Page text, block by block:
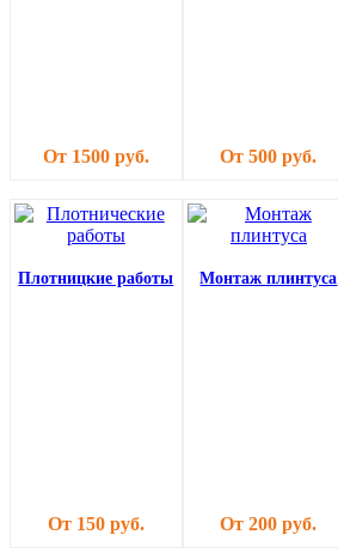
От 1500 руб. От 500 руб.
Плотницкие работы
От 150 руб.
Монтаж плинтуса
От 200 руб.